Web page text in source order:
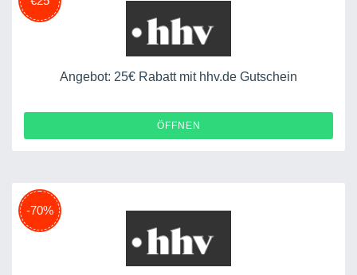
Angebot: 25€ Rabatt mit hhv.de Gutschein
ÖFFNEN
-70%